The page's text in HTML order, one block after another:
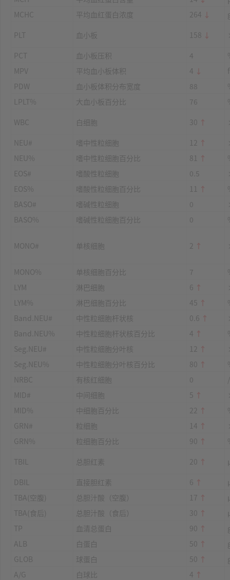
MCHC
平均血红蛋白浓度 264 ↓
PLT
血小板 158 ↓
PCT
血小板压积 4
MPV
平均血小板体积 4 ↓
PDW
血小板体积分布宽度 88
LPLT%
大血小板百分比 76
WBC
白细胞 30 ↑
NEU#
嗜中性粒细胞 12 ↑
NEU%
嗜中性粒细胞百分比 81 ↑
EOS#
嗜酸性粒细胞 0.5
EOS%
嗜酸性粒细胞百分比 11 ↑
BASO#
嗜碱性粒细胞 0
BASO%
嗜碱性粒细胞百分比 0
MONO# 单核细胞 2 ↑
MONO% 单核细胞百分比 7
LYM
淋巴细胞 6 ↑
LYM%
淋巴细胞百分比 45 ↑
Band.NEU#
中性粒细胞杆状核 0.6 ↑
Band.NEU%
中性粒细胞杆状核百分比 4 ↑
Seg.NEU#
中性粒细胞分叶核 12 ↑
Seg.NEU%
中性粒细胞分叶核百分比 80 ↑
NRBC
有核红细胞 0
MID#
中间细胞 5 ↑
MID%
中细胞百分比 22 ↑
GRN#
粒细胞 14 ↑
GRN%
粒细胞百分比 90 ↑
TBIL
总胆红素 20 ↑
DBIL
直接胆红素 6 ↑
TBA(空腹)
总胆汁酸（空腹） 17 ↑
TBA(食后)
总胆汁酸（食后） 30 ↑
TP
血清总蛋白 90 ↑
ALB
白蛋白 50 ↑
GLOB
球蛋白 50 ↑
A/G
白球比 4 ↑